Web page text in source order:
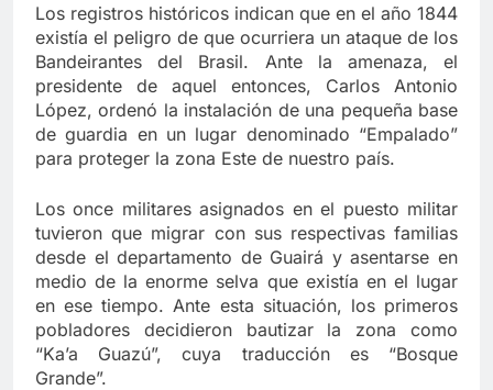
Los registros históricos indican que en el año 1844
existía el peligro de que ocurriera un ataque de los
Bandeirantes del Brasil. Ante la amenaza, el
presidente de aquel entonces, Carlos Antonio
López, ordenó la instalación de una pequeña base
de guardia en un lugar denominado “Empalado”
para proteger la zona Este de nuestro país.
Los once militares asignados en el puesto militar
tuvieron que migrar con sus respectivas familias
desde el departamento de Guairá y asentarse en
medio de la enorme selva que existía en el lugar
en ese tiempo. Ante esta situación, los primeros
pobladores decidieron bautizar la zona como
“Ka’a Guazú”, cuya traducción es “Bosque
Grande”.